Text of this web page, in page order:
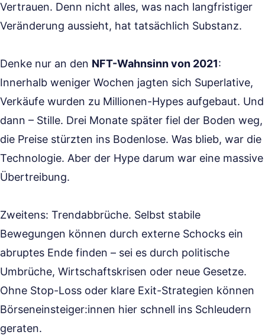
Vertrauen. Denn nicht alles, was nach langfristiger
Veränderung aussieht, hat tatsächlich Substanz.
Denke nur an den NFT-Wahnsinn von 2021:
Innerhalb weniger Wochen jagten sich Superlative,
Verkäufe wurden zu Millionen-Hypes aufgebaut. Und
dann – Stille. Drei Monate später fiel der Boden weg,
die Preise stürzten ins Bodenlose. Was blieb, war die
Technologie. Aber der Hype darum war eine massive
Übertreibung.
Zweitens: Trendabbrüche. Selbst stabile
Bewegungen können durch externe Schocks ein
abruptes Ende finden – sei es durch politische
Umbrüche, Wirtschaftskrisen oder neue Gesetze.
Ohne Stop-Loss oder klare Exit-Strategien können
Börseneinsteiger:innen hier schnell ins Schleudern
geraten.